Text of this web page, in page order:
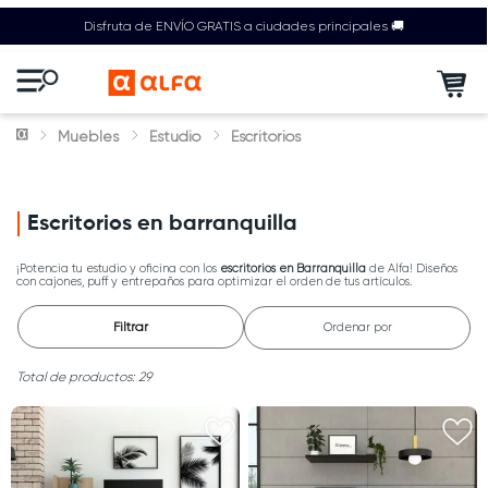
Disfruta de ENVÍO GRATIS a ciudades principales 🚚
Muebles Estudio Escritorios
Escritorios en barranquilla
¡Potencia tu estudio y oficina con los escritorios en Barranquilla de Alfa! Diseños
con cajones, puff y entrepaños para optimizar el orden de tus artículos.
Filtrar Ordenar por
29